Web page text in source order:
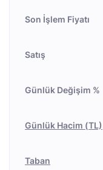
Son İşlem Fiyatı
Satış
Günlük Değişim %
Günlük Hacim (TL)
Taban